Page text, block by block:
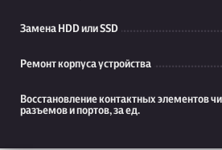
Замена HDD или SSD
Ремонт корпуса устройства
Восстановление контактных элементов
разъемов и портов, за ед.